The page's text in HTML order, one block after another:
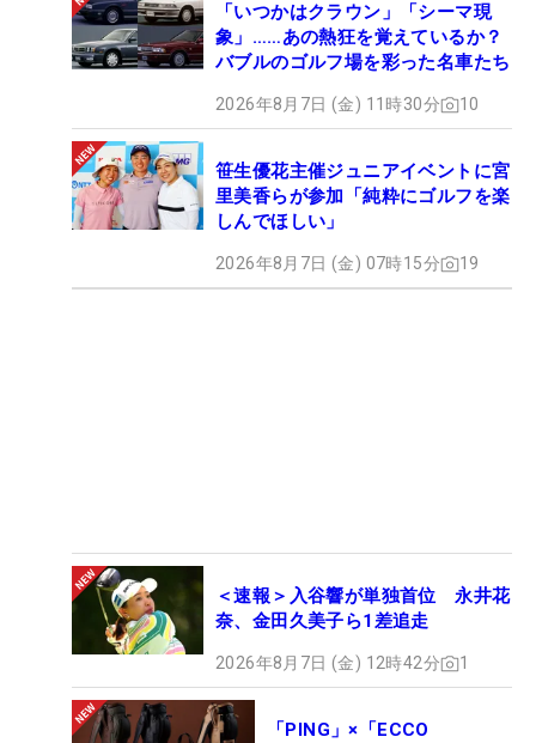
「いつかはクラウン」「シーマ現
象」……あの熱狂を覚えているか？
バブルのゴルフ場を彩った名車たち
2026年8月7日 (金) 11時30分 10
笹生優花主催ジュニアイベントに宮
里美香らが参加「純粋にゴルフを楽
しんでほしい」
2026年8月7日 (金) 07時15分 19
＜速報＞入谷響が単独首位 永井花
奈、金田久美子ら1差追走
2026年8月7日 (金) 12時42分 1
「PING」×「ECCO